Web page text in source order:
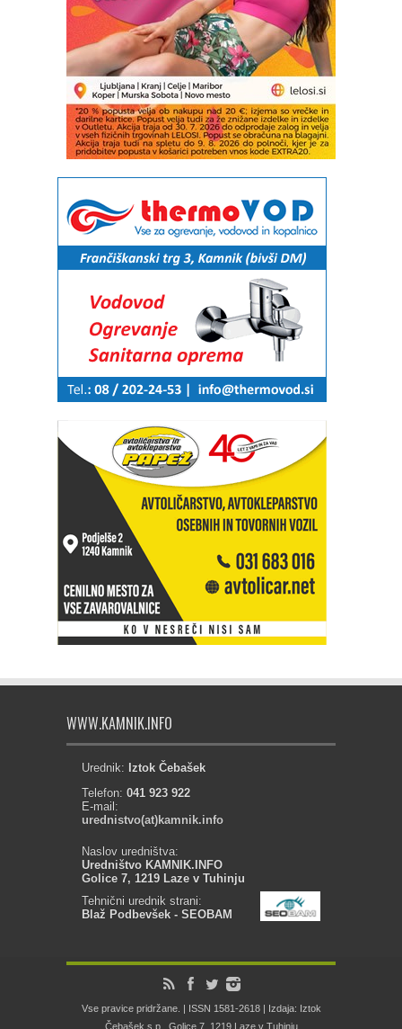
WWW.KAMNIK.INFO
Urednik: Iztok Čebašek
Telefon: 041 923 922
E-mail:
urednistvo(at)kamnik.info
Naslov uredništva:
Uredništvo KAMNIK.INFO
Golice 7, 1219 Laze v Tuhinju
Tehnični urednik strani:
Blaž Podbevšek - SEOBAM
Vse pravice pridržane. | ISSN 1581-2618 | Izdaja: Iztok
Čebašek s.p., Golice 7, 1219 Laze v Tuhinju